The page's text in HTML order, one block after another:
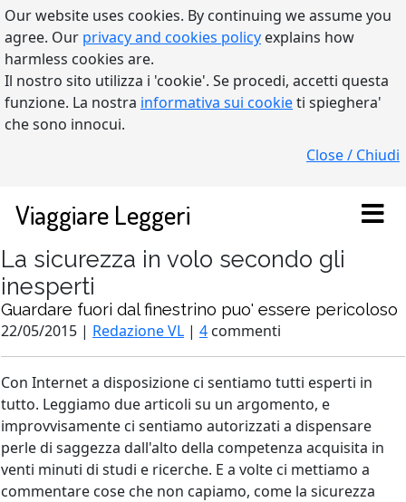
Our website uses cookies. By continuing we assume you
agree. Our privacy and cookies policy explains how
harmless cookies are.
Il nostro sito utilizza i 'cookie'. Se procedi, accetti questa
funzione. La nostra informativa sui cookieti spieghera'
che sono innocui.
Close / Chiudi
Viaggiare Leggeri
La sicurezza in volo secondo gli
inesperti
Guardare fuori dal finestrino puo' essere pericoloso
22/05/2015 | Redazione VL | 4 commenti
Con Internet a disposizione ci sentiamo tutti esperti in
tutto. Leggiamo due articoli su un argomento, e
improvvisamente ci sentiamo autorizzati a dispensare
perle di saggezza dall'alto della competenza acquisita in
venti minuti di studi e ricerche. E a volte ci mettiamo a
commentare cose che non capiamo, come la sicurezza